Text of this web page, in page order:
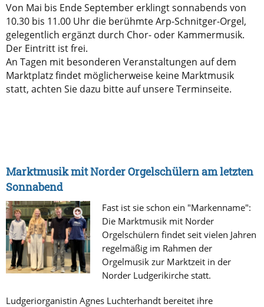
Von Mai bis Ende September erklingt sonnabends von
10.30 bis 11.00 Uhr die berühmte Arp-Schnitger-Orgel,
gelegentlich ergänzt durch Chor- oder Kammermusik.
Der Eintritt ist frei.
An Tagen mit besonderen Veranstaltungen auf dem
Marktplatz findet möglicherweise keine Marktmusik
statt, achten Sie dazu bitte auf unsere Terminseite.
Marktmusik mit Norder Orgelschülern am letzten
Sonnabend
Fast ist sie schon ein "Markenname":
Die Marktmusik mit Norder
Orgelschülern findet seit vielen Jahren
regelmäßig im Rahmen der
Orgelmusik zur Marktzeit in der
Norder Ludgerikirche statt.
Ludgeriorganistin Agnes Luchterhandt bereitet ihre